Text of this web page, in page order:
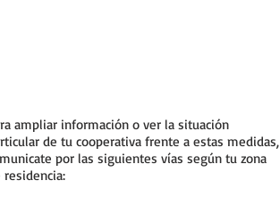
ampliar información o ver la situación
de tu cooperativa frente a estas medidas,
por las siguientes vías según tu zona
residencia: